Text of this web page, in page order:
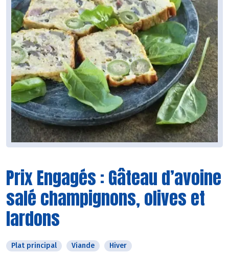
Prix Engagés : Gâteau d’avoine
salé champignons, olives et
lardons
Plat principal Viande Hiver